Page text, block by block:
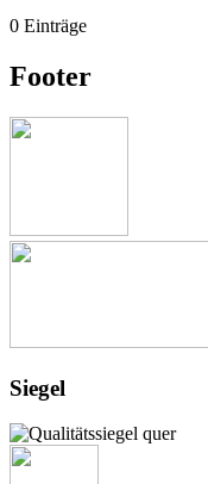
0 Einträge
Footer
Siegel